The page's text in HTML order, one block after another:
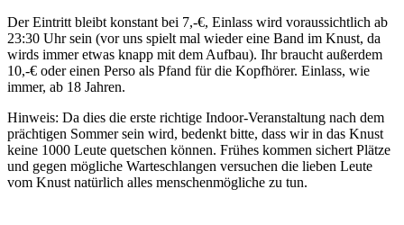
Der Eintritt bleibt konstant bei 7,-€, Einlass wird voraussichtlich ab
23:30 Uhr sein (vor uns spielt mal wieder eine Band im Knust, da
wirds immer etwas knapp mit dem Aufbau). Ihr braucht außerdem
10,-€ oder einen Perso als Pfand für die Kopfhörer. Einlass, wie
immer, ab 18 Jahren.
Hinweis: Da dies die erste richtige Indoor-Veranstaltung nach dem
prächtigen Sommer sein wird, bedenkt bitte, dass wir in das Knust
keine 1000 Leute quetschen können. Frühes kommen sichert Plätze
und gegen mögliche Warteschlangen versuchen die lieben Leute
vom Knust natürlich alles menschenmögliche zu tun.